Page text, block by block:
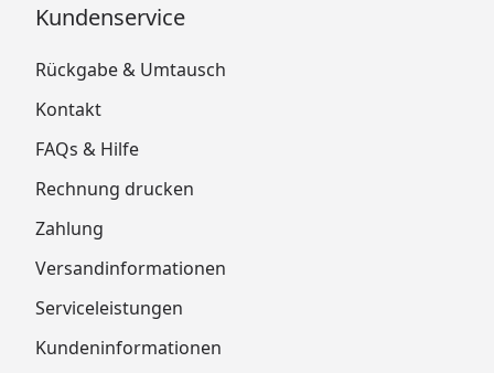
Kundenservice
Rückgabe & Umtausch
Kontakt
FAQs & Hilfe
Rechnung drucken
Zahlung
Versandinformationen
Serviceleistungen
Kundeninformationen